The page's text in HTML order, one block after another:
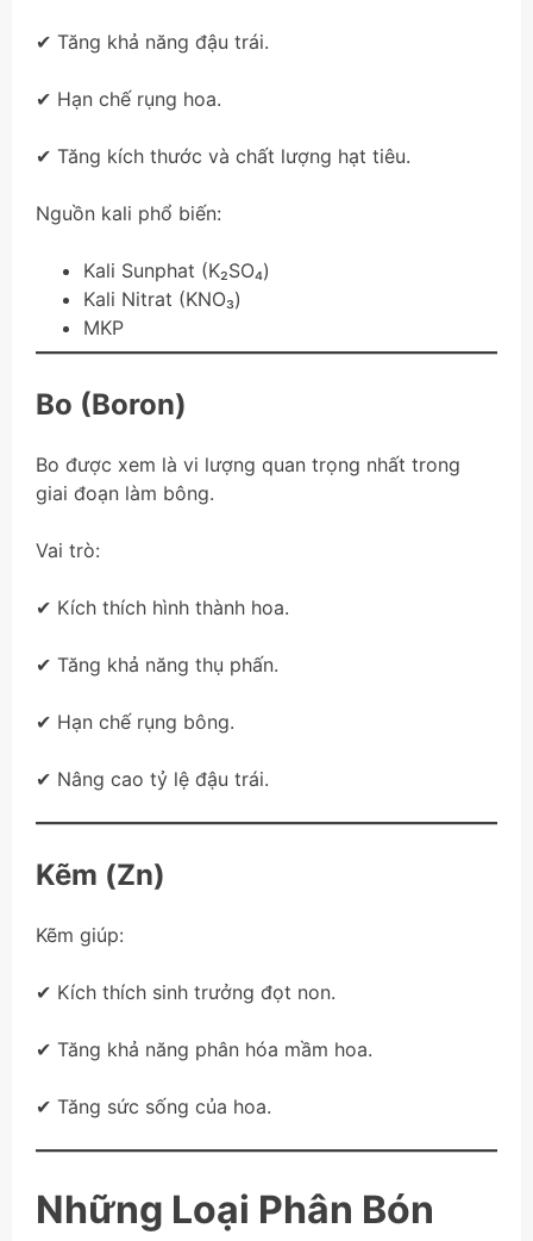
✔ Tăng khả năng đậu trái.
✔ Hạn chế rụng hoa.
✔ Tăng kích thước và chất lượng hạt tiêu.
Nguồn kali phổ biến:
Kali Sunphat (K₂SO₄)
Kali Nitrat (KNO₃)
MKP
Bo (Boron)
Bo được xem là vi lượng quan trọng nhất trong
giai đoạn làm bông.
Vai trò:
✔ Kích thích hình thành hoa.
✔ Tăng khả năng thụ phấn.
✔ Hạn chế rụng bông.
✔ Nâng cao tỷ lệ đậu trái.
Kẽm (Zn)
Kẽm giúp:
✔ Kích thích sinh trưởng đọt non.
✔ Tăng khả năng phân hóa mầm hoa.
✔ Tăng sức sống của hoa.
Những Loại Phân Bón